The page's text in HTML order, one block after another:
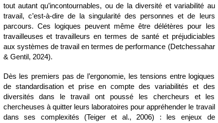
tout autant qu’incontournables, ou de la diversité et variabilité au
travail, c’est-à-dire de la singularité des personnes et de leurs
parcours. Ces logiques peuvent même être délétères pour les
travailleuses et travailleurs en termes de santé et préjudiciables
aux systèmes de travail en termes de performance (Detchessahar
& Gentil, 2024).
Dès les premiers pas de l’ergonomie, les tensions entre logiques
de standardisation et prise en compte des variabilités et des
diversités dans le travail ont poussé les chercheurs et les
chercheuses à quitter leurs laboratoires pour appréhender le travail
dans ses complexités (Teiger et al., 2006) : les enjeux de